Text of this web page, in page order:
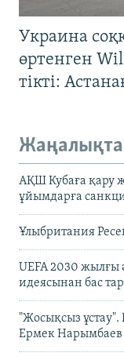
Украина
өртенген
тікті:
АҚШ Кубаға қару
ұйымдарға
Ұлыбритания
UEFA 2030 жылғы
идеясынан бас
"Жосықсыз
Ермек